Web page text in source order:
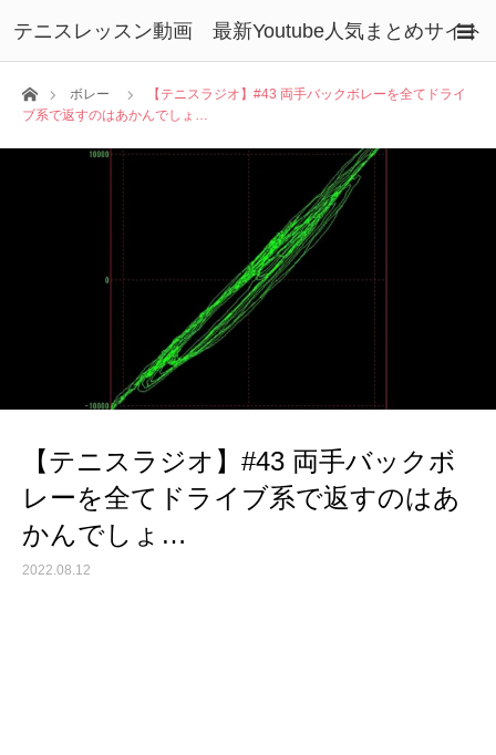
テニスレッスン動画 最新Youtube人気まとめサイト
ホームボレー
【テニスラジオ】#43 両手バックボレーを全てドライ
ブ系で返すのはあかんでしょ…
【テニスラジオ】#43 両手バックボ
レーを全てドライブ系で返すのはあ
かんでしょ…
2022.08.12